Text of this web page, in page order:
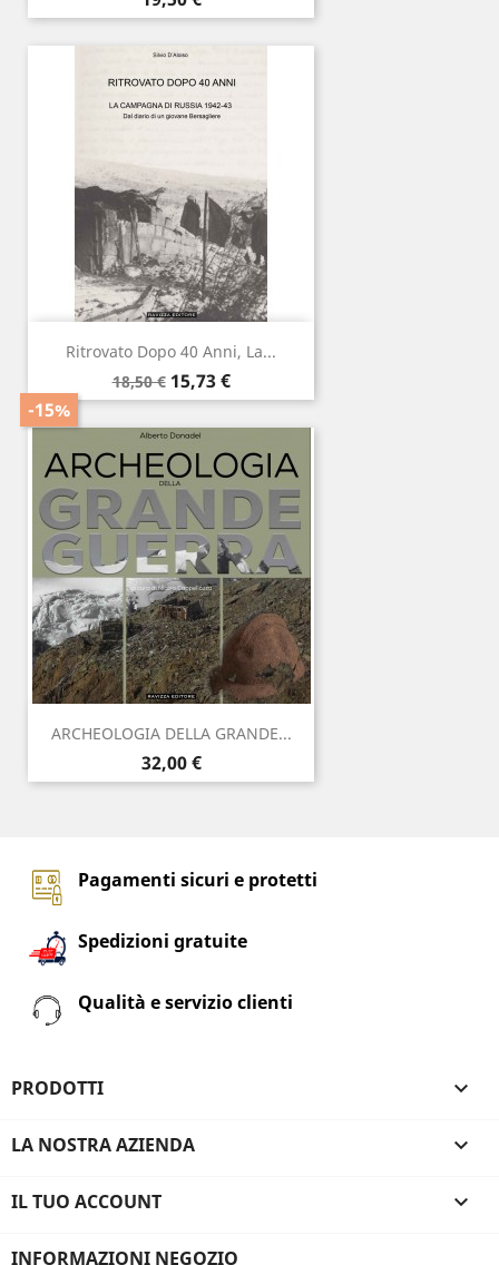
Ritrovato Dopo 40 Anni, La...
Prezzo
base
18,50 €
-15%
Prezzo
15,73 €
ARCHEOLOGIA DELLA GRANDE...
Prezzo
32,00 €
Pagamenti sicuri e protetti
Spedizioni gratuite
Qualità e servizio clienti
PRODOTTI 
LA NOSTRA AZIENDA 
IL TUO ACCOUNT 
INFORMAZIONI NEGOZIO